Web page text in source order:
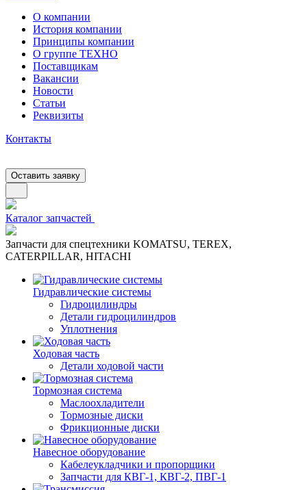
О компании
История компании
Принципы компании
О группе ТЕХНО
Поставщикам
Вакансии
Новости
Статьи
Реквизиты
Контакты
Оставить заявку
Каталог запчастей
Запчасти для спецтехники KOMATSU, TEREX,
CATERPILLAR, HITACHI
Гидравлические системы
Гидроцилиндры
Детали гидроцилиндров
Уплотнения
Ходовая часть
Детали ходовой части
Тормозная система
Маслоохладители
Тормозные диски
Фрикционные диски
Навесное оборудование
Кабелеукладчики и пропорщики
Запчасти для КВГ-1, КВГ-2, ПВГ-1